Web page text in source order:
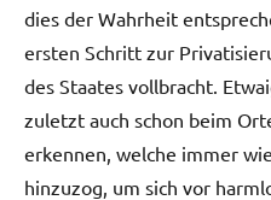
dies der Wahrheit
ersten Schritt zur
des Staates vollbracht.
zuletzt auch schon beim
erkennen, welche immer
hinzuzog, um sich vor